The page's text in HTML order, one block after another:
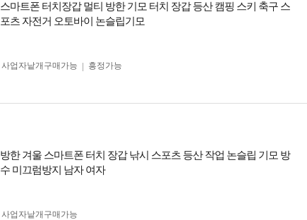
스마트폰 터치장갑 멀티 방한 기모 터치 장갑 등산 캠핑 스키 축구 스
포츠 자전거 오토바이 논슬립기모
사업자 낱개구매가능 흥정가능
방한 겨울 스마트폰 터치 장갑 낚시 스포츠 등산 작업 논슬립 기모 방
수 미끄럼방지 남자 여자
사업자 낱개구매가능